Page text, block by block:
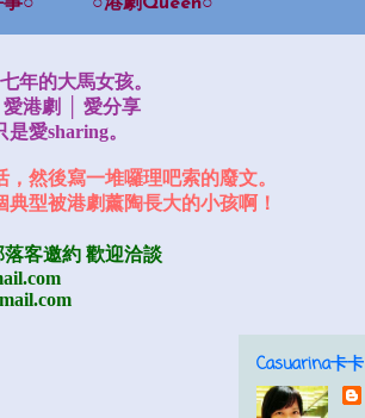
年的大馬女孩。
港劇 │ 愛分享
愛sharing。
然後寫一堆囉理吧索的廢文。
型被港劇薰陶長大的小孩啊！
落客邀約 歡迎洽談
Casuarina卡卡